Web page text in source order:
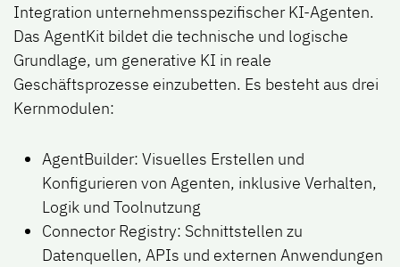
Integration unternehmensspezifischer KI-Agenten.
Das AgentKit bildet die technische und logische
Grundlage, um generative KI in reale
Geschäftsprozesse einzubetten. Es besteht aus drei
Kernmodulen:
AgentBuilder: Visuelles Erstellen und
Konfigurieren von Agenten, inklusive Verhalten,
Logik und Toolnutzung
Connector Registry: Schnittstellen zu
Datenquellen, APIs und externen Anwendungen